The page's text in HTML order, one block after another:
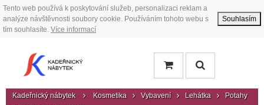
Tento web používá k poskytování služeb, personalizaci reklam a
analýze návštěvnosti soubory cookie. Používáním tohoto webu s
tím souhlasíte. Více informací
Souhlasím
Kadeřnický nábytek Kosmetika Vybavení Lehátka
Potahy